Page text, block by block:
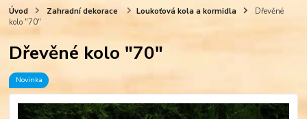
Úvod Zahradní dekorace Loukoťová kola a kormidla
Dřevěné
kolo "70"
Dřevěné kolo "70"
Novinka